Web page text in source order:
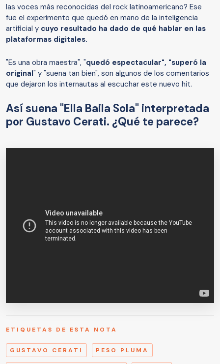
las voces más reconocidas del rock latinoamericano? Ese
fue el experimento que quedó en mano de la inteligencia
artificial y cuyo resultado ha dado de qué hablar en las
plataformas digitales.
"Es una obra maestra", "quedó espectacular", "superó la
original" y "suena tan bien", son algunos de los comentarios
que dejaron los internautas al escuchar este nuevo hit.
Así suena "Ella Baila Sola" interpretada
por Gustavo Cerati. ¿Qué te parece?
ETIQUETAS DE ESTA NOTA
GUSTAVO CERATI PESO PLUMA